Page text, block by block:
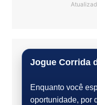
Jogue Corrida
Enquanto você
oportunidade, por